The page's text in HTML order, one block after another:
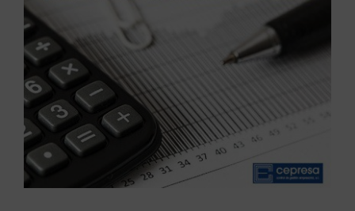
imagen
más
grande